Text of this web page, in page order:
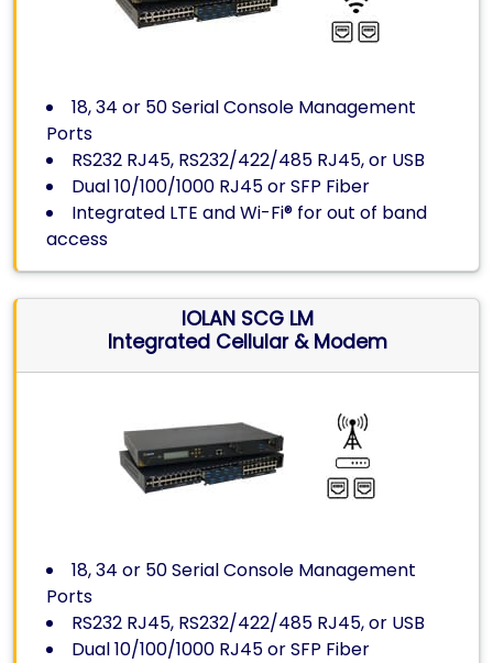
18, 34 or 50 Serial Console Management
Ports
RS232 RJ45, RS232/422/485 RJ45, or USB
Dual 10/100/1000 RJ45 or SFP Fiber
Integrated LTE and Wi-Fi® for out of band
access
IOLAN SCG LM
Integrated Cellular & Modem
18, 34 or 50 Serial Console Management
Ports
RS232 RJ45, RS232/422/485 RJ45, or USB
Dual 10/100/1000 RJ45 or SFP Fiber